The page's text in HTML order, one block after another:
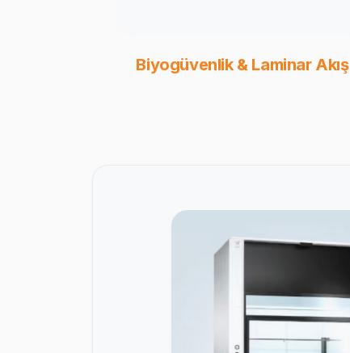
Biyogüvenlik & Laminar Akış